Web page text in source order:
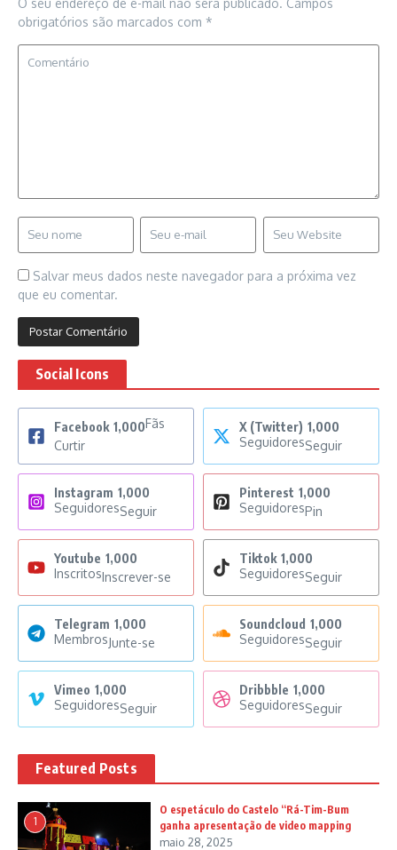
O seu endereço de e-mail não será publicado. Campos
obrigatórios são marcados com *
Salvar meus dados neste navegador para a próxima vez
que eu comentar.
Social Icons
Facebook 1,000Fãs
Curtir
X (Twitter) 1,000
SeguidoresSeguir
Instagram 1,000
SeguidoresSeguir
Pinterest 1,000
SeguidoresPin
Youtube 1,000
InscritosInscrever-se
Tiktok 1,000
SeguidoresSeguir
Telegram 1,000
MembrosJunte-se
Soundcloud 1,000
SeguidoresSeguir
Vimeo 1,000
SeguidoresSeguir
Dribbble 1,000
SeguidoresSeguir
Featured Posts
1
O espetáculo do Castelo “Rá-Tim-Bum
ganha apresentação de video mapping
maio 28, 2025